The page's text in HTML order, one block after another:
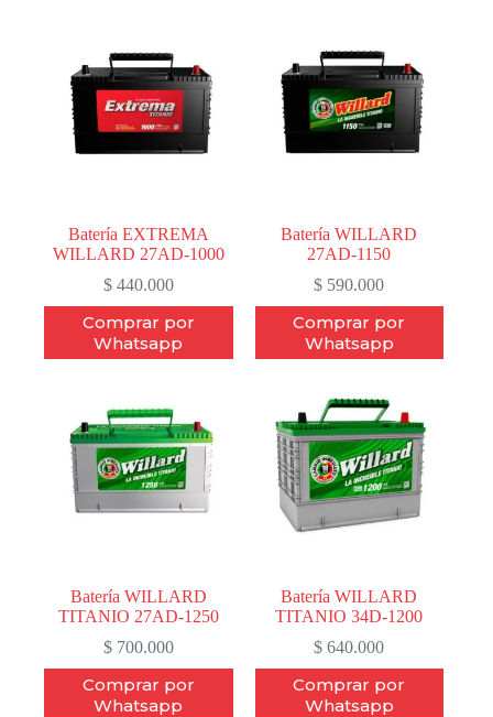
Batería EXTREMA
WILLARD 27AD-1000
$440.000
Comprar por
Whatsapp
Batería WILLARD
27AD-1150
$ 590.000
Comprar por
Whatsapp
Batería WILLARD
TITANIO 27AD-1250
$700.000
Comprar por
Whatsapp
Batería WILLARD
TITANIO 34D-1200
$ 640.000
Comprar por
Whatsapp